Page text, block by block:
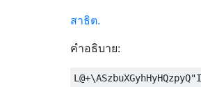
สาธิต.
คำอธิบาย: